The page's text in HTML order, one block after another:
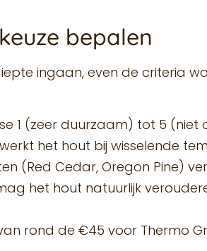
bepalen
ingaan, even de criteria
1 (zeer duurzaam) tot 5 (niet
het hout bij wisselende
(Red Cedar, Oregon Pine)
het hout natuurlijk
rond de €45 voor Thermo